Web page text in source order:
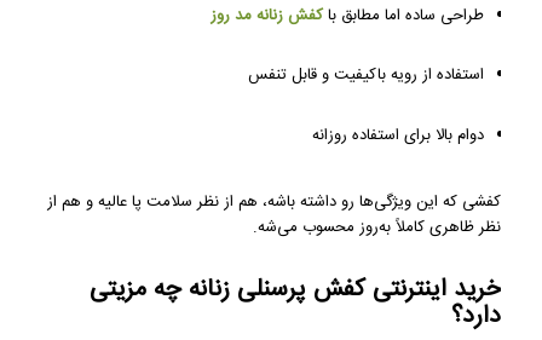
طراحی ساده اما مطابق باکفش زنانه مد روز
استفاده از رویه باکیفیت و قابل تنفس
دوام بالا برای استفاده روزانه
کفشی که این ویژگی‌ها رو داشته باشه، هم از نظر سلامت پا عالیه و هم از
نظر ظاهری کاملاً به‌روز محسوب می‌شه.
خرید اینترنتی کفش پرسنلی زنانه چه مزیتی
دارد؟